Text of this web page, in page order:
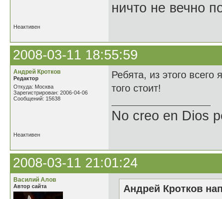
ничто не вечно
Неактивен
2008-03-11 18:55:59
Андрей Кротков
Редактор
Откуда: Москва
Зарегистрирован: 2006-04-06
Сообщений: 15638
Ребята, из этого
того стоит!
No creo en Dios
Неактивен
2008-03-11 21:01:24
Василий Алов
Автор сайта
Андрей Кротков